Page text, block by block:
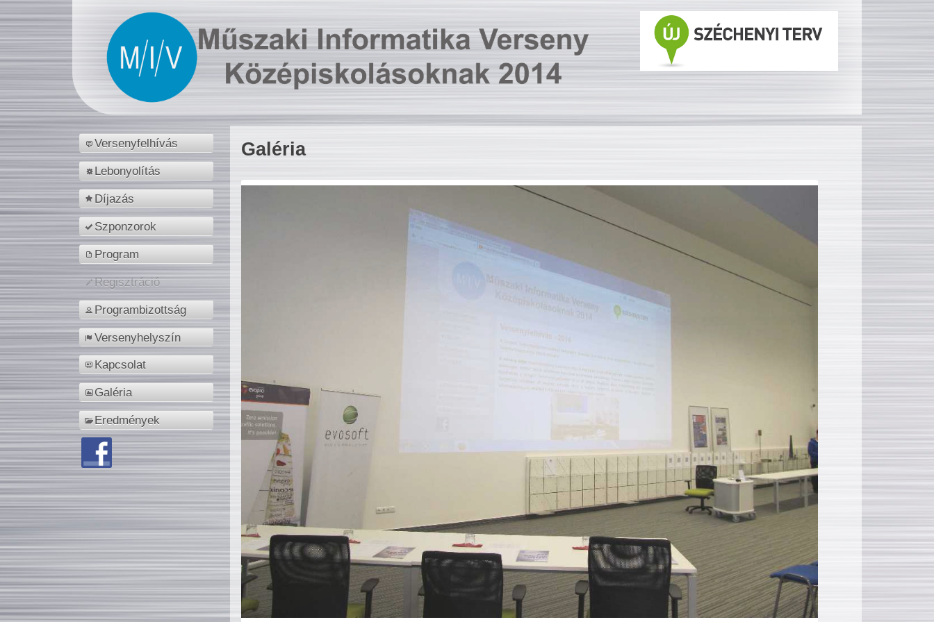
Versenyfelhívás
Lebonyolítás
Díjazás
Szponzorok
Program
Regisztráció
Programbizottság
Versenyhelyszín
Kapcsolat
Galéria
Eredmények
Galéria